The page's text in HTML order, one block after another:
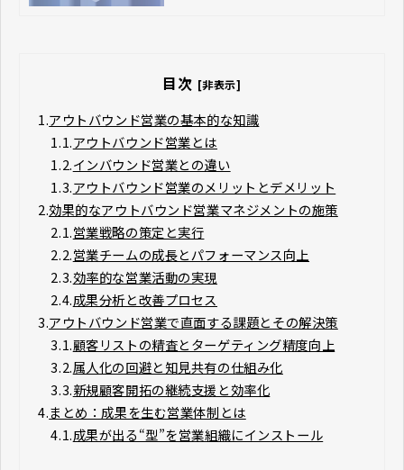
目次 [非表示]
1.アウトバウンド営業の基本的な知識
1.1.アウトバウンド営業とは
1.2.インバウンド営業との違い
1.3.アウトバウンド営業のメリットとデメリット
2.効果的なアウトバウンド営業マネジメントの施策
2.1.営業戦略の策定と実行
2.2.営業チームの成長とパフォーマンス向上
2.3.効率的な営業活動の実現
2.4.成果分析と改善プロセス
3.アウトバウンド営業で直面する課題とその解決策
3.1.顧客リストの精査とターゲティング精度向上
3.2.属人化の回避と知見共有の仕組み化
3.3.新規顧客開拓の継続支援と効率化
4.まとめ：成果を生む営業体制とは
4.1.成果が出る“型”を営業組織にインストール